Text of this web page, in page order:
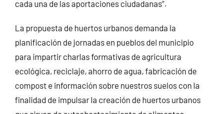
cada una de las aportaciones ciudadanas”.
La propuesta de huertos urbanos demanda la
planificación de jornadas en pueblos del municipio
para impartir charlas formativas de agricultura
ecológica, reciclaje, ahorro de agua, fabricación de
compost e información sobre nuestros suelos con la
finalidad de impulsar la creación de huertos urbanos